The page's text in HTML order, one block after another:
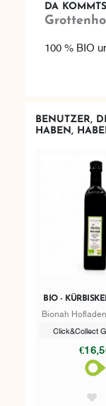
DA
100 % BIO
BENUTZER,
HABEN,
BIO -
Bionah
Click&Collect